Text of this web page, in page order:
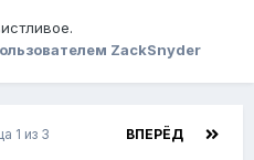
ZackSnyder
ВПЕРЁД
1 из 3